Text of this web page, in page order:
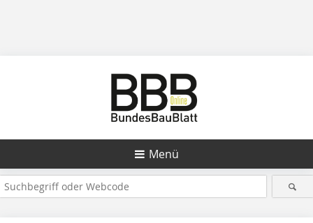
Menü